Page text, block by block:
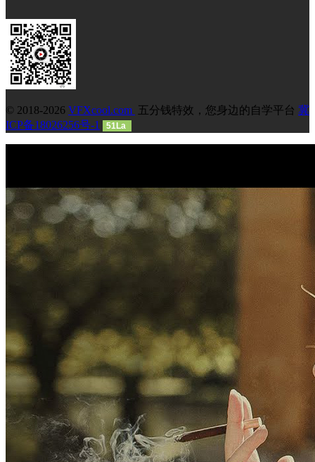
© 2018-2026 VFXcool.com 五分钱特效，您身边的自学平台 冀
ICP备18026256号-1
51La